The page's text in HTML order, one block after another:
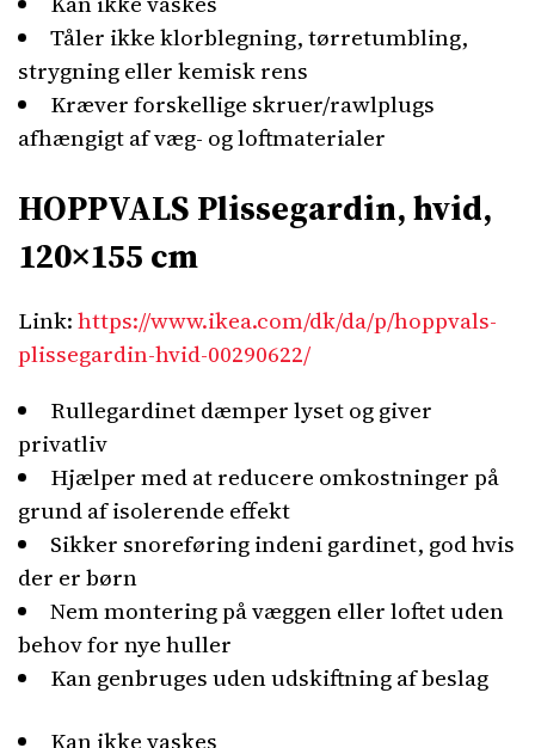
Tåler ikke klorblegning, tørretumbling,
strygning eller kemisk rens
Kræver forskellige skruer/rawlplugs
afhængigt af væg- og loftmaterialer
HOPPVALS Plissegardin, hvid,
120×155 cm
Link:https://www.ikea.com/dk/da/p/hoppvals-
plissegardin-hvid-00290622/
Rullegardinet dæmper lyset og giver
privatliv
Hjælper med at reducere omkostninger på
grund af isolerende effekt
Sikker snoreføring indeni gardinet, god hvis
der er børn
Nem montering på væggen eller loftet uden
behov for nye huller
Kan genbruges uden udskiftning af beslag
Kan ikke vaskes